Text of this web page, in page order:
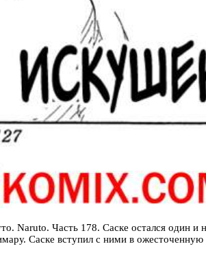
Naruto. Часть 178. Саске остался один и
Саске вступил с ними в ожесточенную